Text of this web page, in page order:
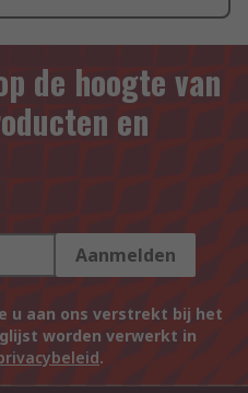
de hoogte van
en
Aanmelden
u aan ons verstrekt bij het
worden verwerkt in
.